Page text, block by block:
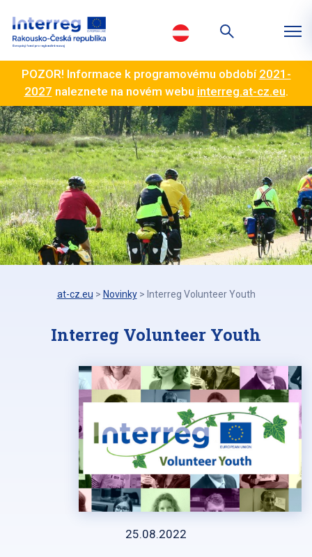
POZOR! Informace k programovému období 2021-
2027 naleznete na novém webu interreg.at-cz.eu.
at-cz.eu > Novinky > Interreg Volunteer Youth
Interreg Volunteer Youth
25.08.2022